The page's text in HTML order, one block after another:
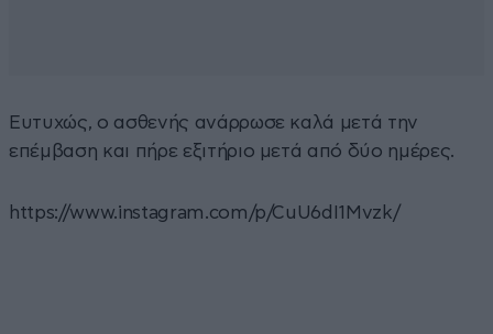
Ευτυχώς, ο ασθενής ανάρρωσε καλά μετά την
επέμβαση και πήρε εξιτήριο μετά από δύο ημέρες.
https://www.instagram.com/p/CuU6dI1Mvzk/